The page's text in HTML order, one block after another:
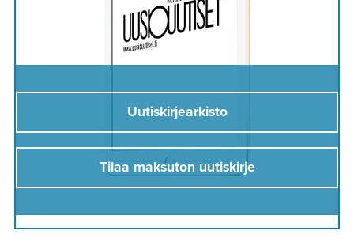
Uutiskirjearkisto
Tilaa maksuton uutiskirje